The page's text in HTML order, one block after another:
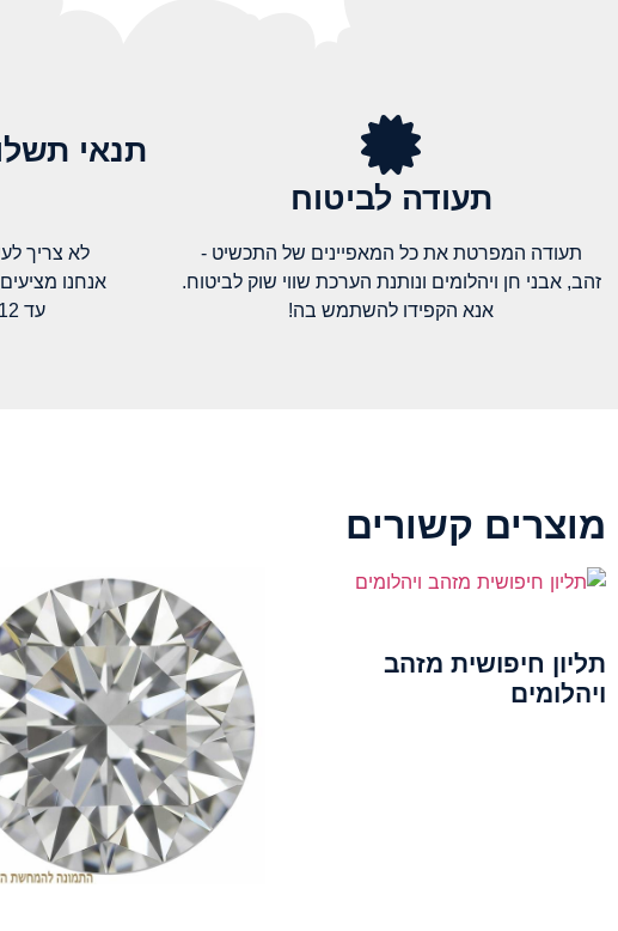
תעודה לביטוח
תעודה המפרטת את כל המאפיינים של התכשיט -
זהב, אבני חן ויהלומים ונותנת הערכת שווי שוק לביטוח.
אנא הקפידו להשתמש בה!
תנאי
לא צריך
אנחנו
עד 12 תשלומים ללא ריבית.
מוצרים קשורים
תליון חיפושית מזהב
ויהלומים